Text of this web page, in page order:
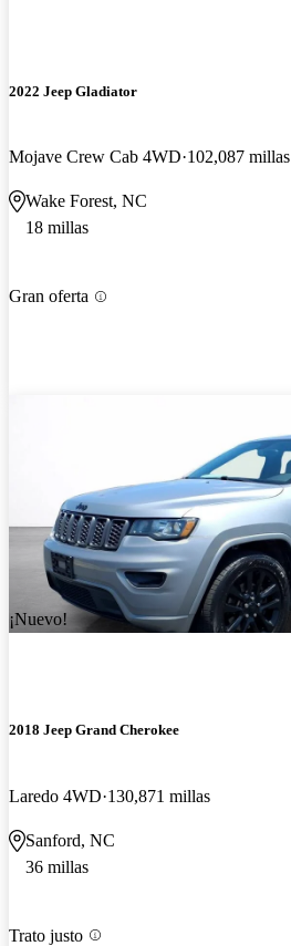
2022 Jeep Gladiator
Mojave Crew Cab 4WD 102,087 millas
Wake Forest, NC
18 millas
Gran oferta
¡Nuevo!
2018 Jeep Grand Cherokee
Laredo 4WD 130,871 millas
Sanford, NC
36 millas
Trato justo